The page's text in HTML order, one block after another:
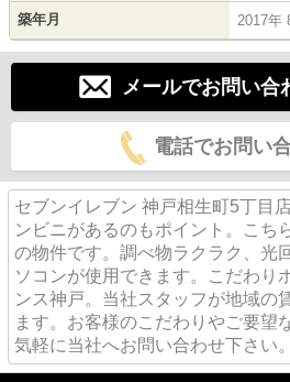
築年月 2017年
メールでお問い合
電話でお問い
セブンイレブン 神戸相生町5丁目
ンビニがあるのもポイント。こち
の物件です。調べ物ラクラク、光
ソコンが使用できます。こだわり
ンス神戸。当社スタッフが地域の
ます。お客様のこだわりやご要望
気軽に当社へお問い合わせ下さい。